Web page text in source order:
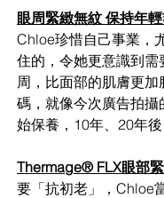
眼周緊緻無紋 保持年
Chloe珍惜自己事業，
住的，令她更意識到
周，比面部的肌膚更
碼，就像今次廣告拍
始保養，10年、20年
Thermage® FLX眼部
要「抗初老」，Chloe